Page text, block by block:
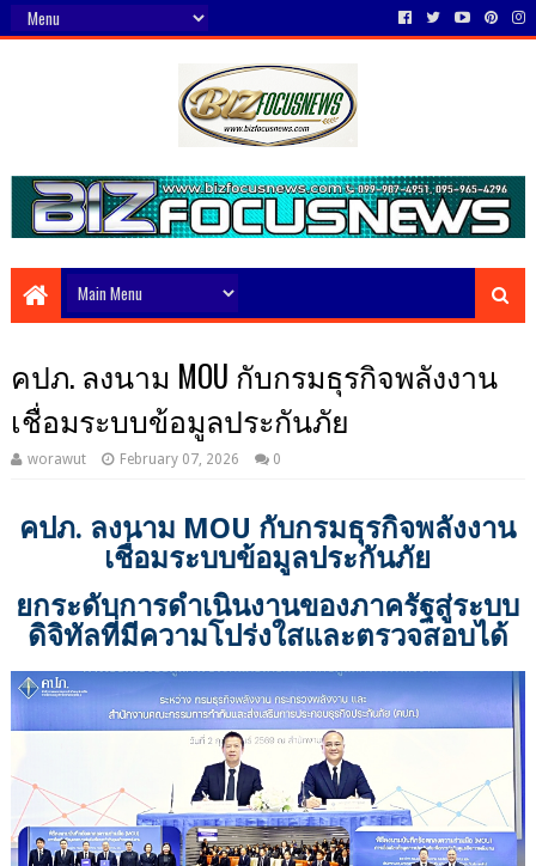
คปภ. ลงนาม MOU กับกรมธุรกิจพลังงาน
เชื่อมระบบข้อมูลประกันภัย
worawut February 07, 2026 0
คปภ. ลงนาม MOU กับกรมธุรกิจพลังงาน
เชื่อมระบบข้อมูลประกันภัย
ยกระดับการดำเนินงานของภาครัฐสู่ระบบ
ดิจิทัลที่มีความโปร่งใสและตรวจสอบได้